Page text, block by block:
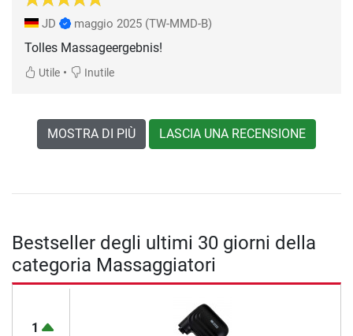
JD maggio 2025 (TW-MMD-B)
Tolles Massageergebnis!
Utile • Inutile
MOSTRA DI PIÙ LASCIA UNA RECENSIONE
Bestseller degli ultimi 30 giorni della
categoria Massaggiatori
1